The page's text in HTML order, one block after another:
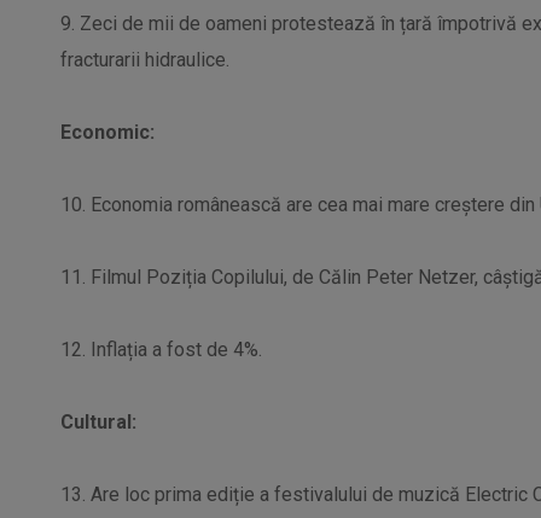
9. Zeci de mii de oameni protestează în țară împotrivă
fracturarii hidraulice.
Economic:
10. Economia românească are cea mai mare creștere din
11. Filmul Poziția Copilului, de Călin Peter Netzer,
12. Inflația a fost de 4%.
Cultural:
13. Are loc prima ediție a festivalului de muzică Electric